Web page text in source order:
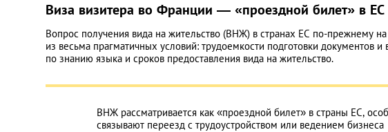
Португалия
Россия
Словакия
Словения
Виза визитера во Франции — «проездной билет» в ЕС
Вопрос получения вида на жительство (ВНЖ) в странах ЕС по-прежнему
из весьма прагматичных условий: трудоемкости подготовки документов
по знанию языка и сроков предоставления вида на жительство.
ВНЖ рассматривается как «проездной билет» в страны ЕС,
связывают переезд с трудоустройством или ведением бизнеса